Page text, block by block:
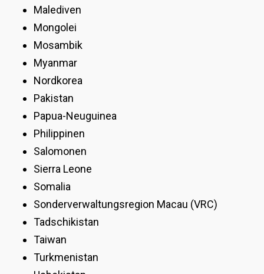
Malediven
Mongolei
Mosambik
Myanmar
Nordkorea
Pakistan
Papua-Neuguinea
Philippinen
Salomonen
Sierra Leone
Somalia
Sonderverwaltungsregion Macau (VRC)
Tadschikistan
Taiwan
Turkmenistan